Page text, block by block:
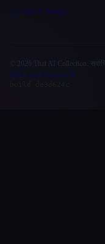
👩‍⚕️ स्वास्थ्य देखभाल
Site information
© 2026 That AI Collection.
Built with Metatron ★